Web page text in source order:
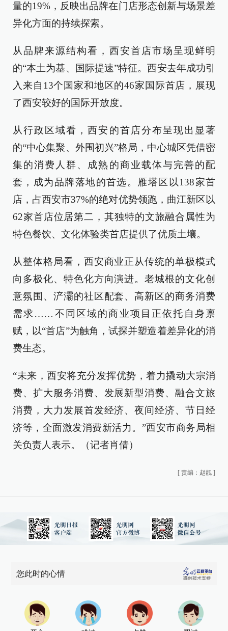
量的19%，反映出品牌在门店形态创新与场景差
异化方面的持续探索。
从品牌来源结构看，西安首店市场呈现鲜明
的“本土为基、国际提速”特征。西安去年成功引
入来自13个国家和地区的46家国际首店，展现
了西安较好的国际开放度。
从行政区域看，西安的首店分布呈现出显著
的“中心集聚、外围初兴”格局，中心城区凭借密
集的消费人群、成熟的商业载体与完善的配
套，成为品牌落地的首选。雁塔区以138家首
店，占西安市37%的绝对优势领跑，曲江新区以
62家首店位居第二，其独特的文旅融合属性为
特色餐饮、文化体验类首店提供了优质土壤。
从整体格局看，西安商业正从传统的单极模式
向多极化、特色化方向演进。老城根的文化创
意氛围、浐灞的社区配套、高新区的商务消费
需求……不同区域的商业项目正依托自身禀
赋，以“首店”为触角，试探并塑造着差异化的消
费生态。
“未来，西安将充分发挥优势，着力撬动大宗消
费、扩大服务消费、发展新型消费、融合文旅
消费，大力发展首发经济、夜间经济、节日经
济等，全面激发消费新活力。”西安市商务局相
关负责人表示。（记者肖倩）
[ 责编：赵靓 ]
您此时的心情